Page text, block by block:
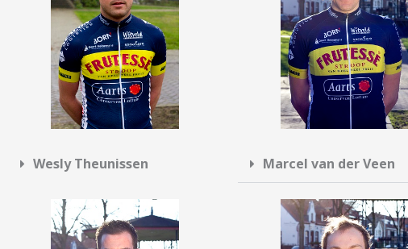
Wesly Theunissen Marcel van der Veen